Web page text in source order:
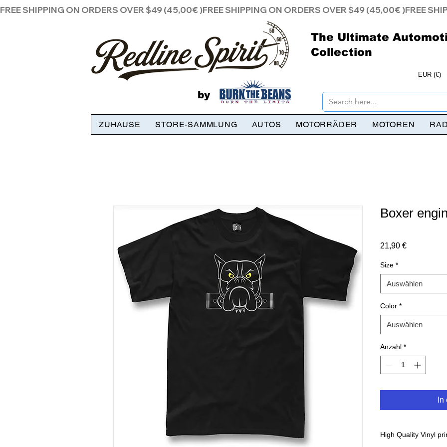
FREE SHIPPING ON ORDERS OVER $49 (45,00€ )
by
The Ultimate
Collection
EUR (€)
ZUHAUSE STORE-SAMMLUNG AUTOS MOTORRÄDER MOTOREN
Boxer
21,90 €Preis
Size *
Auswählen
Color *
Auswählen
Anzahl *
High Quality Vinyl